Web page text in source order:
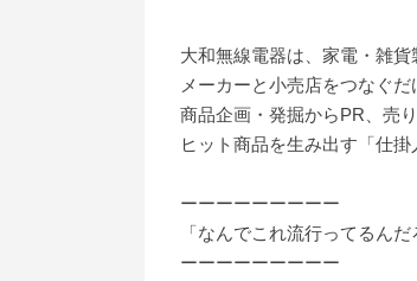
大和無線電器は、家電・雑貨
メーカーと小売店をつなぐだ
商品企画・発掘からPR、売
ヒット商品を生み出す「仕掛
ーーーーーーーーー
「なんでこれ流行ってるん
ーーーーーーーーー